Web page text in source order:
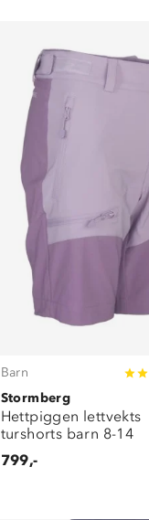
Barn
Stormberg
Hettpiggen lettvekts
turshorts barn 8-14
799,-